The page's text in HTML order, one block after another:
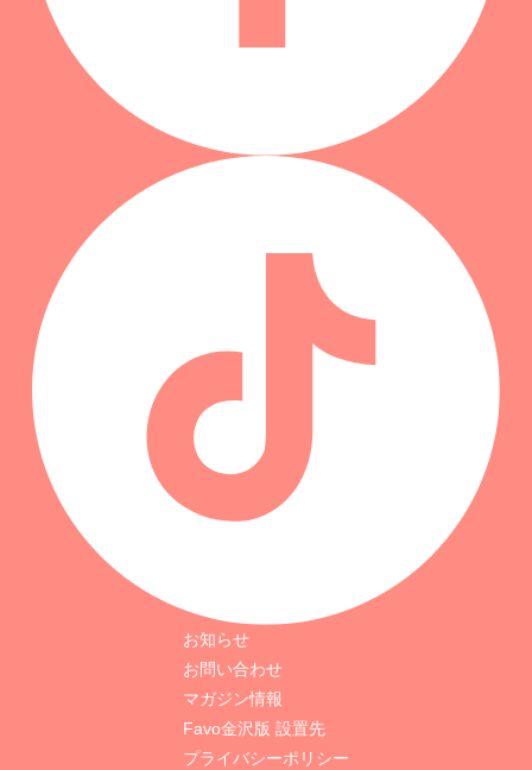
お知らせ
お問い合わせ
マガジン情報
Favo金沢版 設置先
プライバシーポリシー